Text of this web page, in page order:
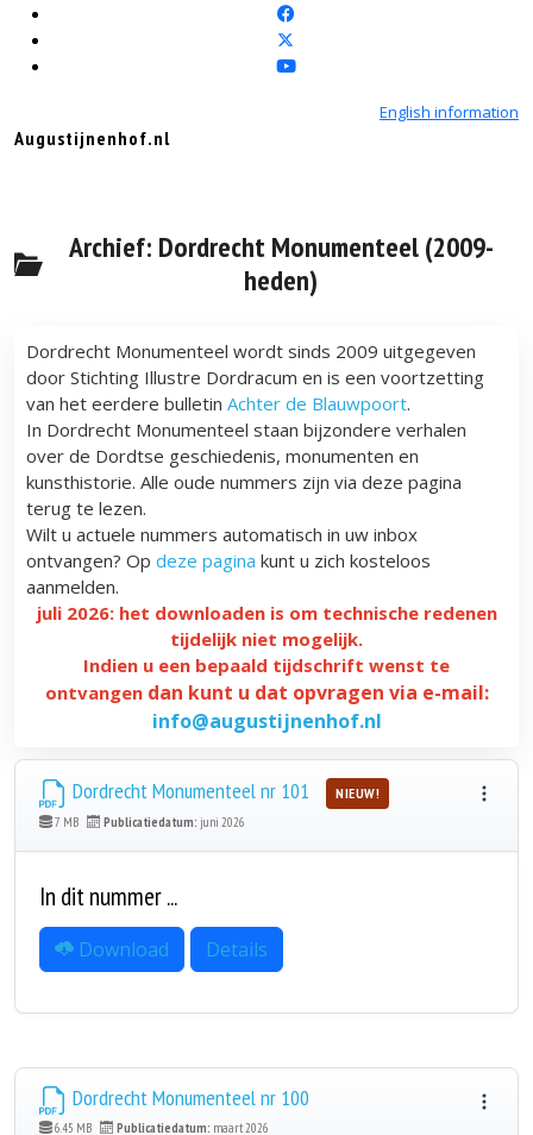
English information
Augustijnenhof.nl
Archief: Dordrecht Monumenteel (2009-
heden)
Dordrecht Monumenteel wordt sinds 2009 uitgegeven
door Stichting Illustre Dordracum en is een voortzetting
van het eerdere bulletin Achter de Blauwpoort.
In Dordrecht Monumenteel staan bijzondere verhalen
over de Dordtse geschiedenis, monumenten en
kunsthistorie. Alle oude nummers zijn via deze pagina
terug te lezen.
Wilt u actuele nummers automatisch in uw inbox
ontvangen? Op deze pagina kunt u zich kosteloos
aanmelden.
juli 2026: het downloaden is om technische redenen
tijdelijk niet mogelijk.
Indien u een bepaald tijdschrift wenst te
ontvangen dan kunt u dat opvragen via e-mail:
info@augustijnenhof.nl
Dordrecht Monumenteel nr 101 NIEUW!
7 MB Publicatiedatum: juni 2026
In dit nummer ...
Download Details
Dordrecht Monumenteel nr 100
6.45 MB Publicatiedatum: maart 2026